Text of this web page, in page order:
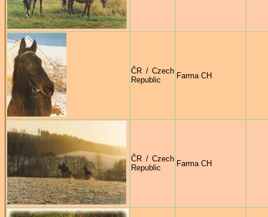
ČR / Czech
Republic
Farma CH
ČR / Czech
Republic
Farma CH